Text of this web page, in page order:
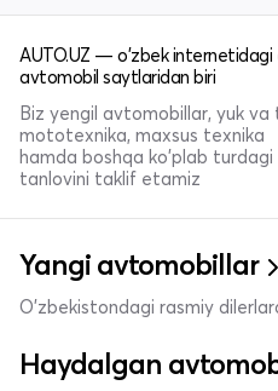
AUTO.UZ — o'zbek internetidagi
avtomobil saytlaridan biri
Biz yengil avtomobillar, yuk
mototexnika, maxsus texnika
hamda boshqa ko'plab
tanlovini taklif etamiz
Yangi avtomobillar
O'zbekistondagi rasmiy
Haydalgan